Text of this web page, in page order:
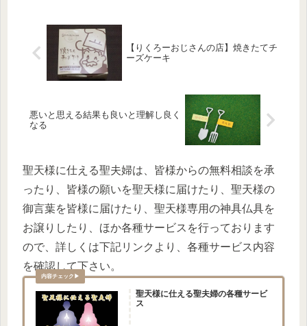
【りくろーおじさんの店】焼きたてチ
ーズケーキ
悪いと思える結果も良いと理解し良く
なる
聖天様に仕える聖夫婦は、皆様からの無料相談を承
ったり、皆様の願いを聖天様に届けたり、聖天様の
御言葉を皆様に届けたり、聖天様専用の神具仏具を
お譲りしたり、ほか各種サービスを行っております
ので、詳しくは下記リンクより、各種サービス内容
を確認して下さい。
聖天様に仕える聖夫婦の各種サービ
ス